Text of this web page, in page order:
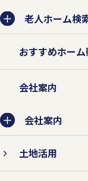
老人ホーム検
おすすめホー
会社案内
会社案内
土地活用